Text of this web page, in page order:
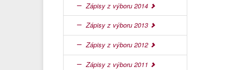
Zápisy z výboru 2014
Zápisy z výboru 2013
Zápisy z výboru 2012
Zápisy z výboru 2011